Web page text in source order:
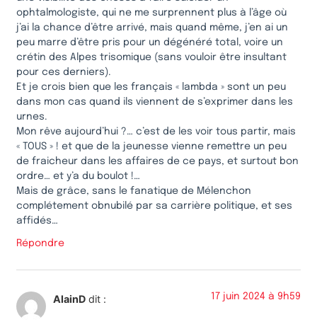
ophtalmologiste, qui ne me surprennent plus à l’âge où
j’ai la chance d’être arrivé, mais quand même, j’en ai un
peu marre d’être pris pour un dégénéré total, voire un
crétin des Alpes trisomique (sans vouloir être insultant
pour ces derniers).
Et je crois bien que les français « lambda » sont un peu
dans mon cas quand ils viennent de s’exprimer dans les
urnes.
Mon rêve aujourd’hui ?… c’est de les voir tous partir, mais
« TOUS » ! et que de la jeunesse vienne remettre un peu
de fraicheur dans les affaires de ce pays, et surtout bon
ordre… et y’a du boulot !…
Mais de grâce, sans le fanatique de Mélenchon
complétement obnubilé par sa carrière politique, et ses
affidés…
Répondre
AlainD dit : 17 juin 2024 à 9h59